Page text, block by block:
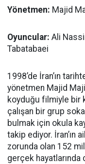
Yönetmen: Majid
Oyuncular: Ali
Tabatabaei
1998’de İran’ın
yönetmen Majid
koyduğu filmiyle bir
çalışan bir grup
bulmak için okula
takip ediyor. İran’ın
zorunda olan 152
gerçek hayatlarında